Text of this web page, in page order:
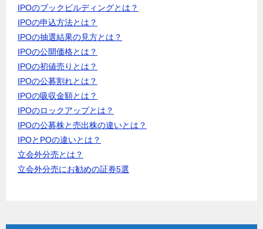
IPOのブックビルディングとは？
IPOの申込方法とは？
IPOの抽選結果の見方とは？
IPOの公開価格とは？
IPOの初値売りとは？
IPOの公募割れとは？
IPOの吸収金額とは？
IPOのロックアップとは？
IPOの公募株と売出株の違いとは？
IPOとPOの違いとは？
立会外分売とは？
立会外分売にお勧めの証券5選